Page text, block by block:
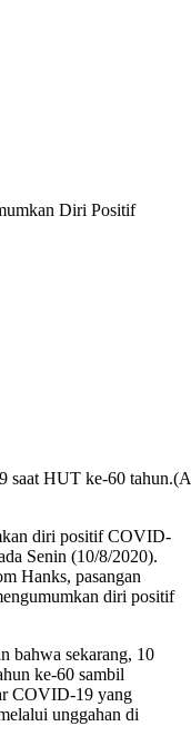
Diri Positif
saat HUT ke-60
diri positif COVID-
Senin (10/8/2020).
Hanks, pasangan
diri positif
bahwa sekarang, 10
ke-60 sambil
COVID-19 yang
unggahan di